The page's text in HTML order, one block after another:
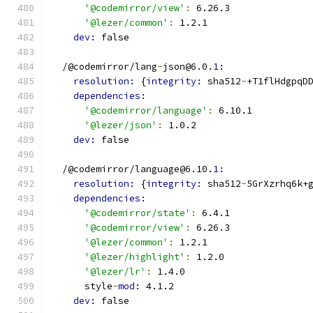
'@codemirror/view' :
6.26.3
'@lezer/common' :
1.2.1
dev: false
  /@codemirror/lang
-json@6.0. 1:
resolution:
{integrity: sha512-
dependencies:
'@codemirror/language' :
6.10.1
'@lezer/json' :
1.0.2
dev: false
  /@codemirror/language@6.10.
1:
resolution:
{integrity: sha512-
dependencies:
'@codemirror/state' :
6.4.1
'@codemirror/view' :
6.26.3
'@lezer/common' :
1.2.1
'@lezer/highlight' :
1.2.0
'@lezer/lr' :
1.4.0
      style
-mod: 4.1.2
dev: false